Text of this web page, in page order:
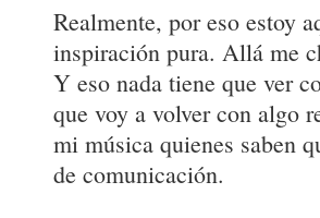
Realmente, por eso estoy
inspiración pura. Allá me
Y eso nada tiene que ver
que voy a volver con algo
mi música quienes saben
de comunicación.